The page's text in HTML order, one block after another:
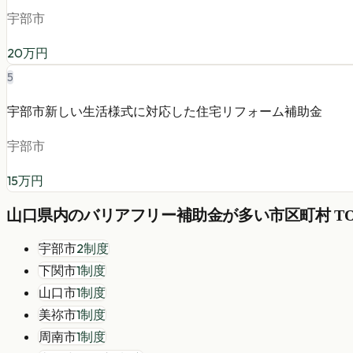
宇部市
20万円
5
宇部市新しい生活様式に対応した住宅リフォーム補助金
宇部市
15万円
山口県内のバリアフリー補助金が多い市区町村
宇部市2制度
下関市1制度
山口市1制度
美祢市1制度
周南市1制度